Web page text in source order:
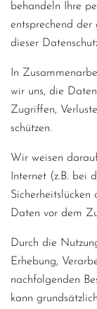
behandeln Ihre
entsprechend der
dieser
In
wir uns, die
Zugriffen,
schützen.
Wir weisen
Internet (z.B. bei
Sicherheitslücken
Daten vor dem
Durch die
Erhebung,
nachfolgenden
kann